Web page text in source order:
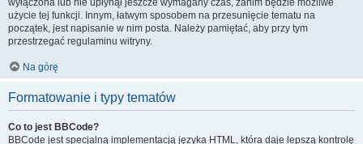
wyłączona lub nie upłynął jeszcze wymagany czas, zanim będzie możliwe
użycie tej funkcji. Innym, łatwym sposobem na przesunięcie tematu na
początek, jest napisanie w nim posta. Należy pamiętać, aby przy tym
przestrzegać regulaminu witryny.
Na górę
Formatowanie i typy tematów
Co to jest BBCode?
BBCode jest specjalną implementacją języka HTML, która daje lepszą kontrolę